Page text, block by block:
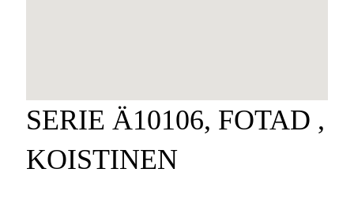
SERIE Ä10106, FOTAD ,
KOISTINEN